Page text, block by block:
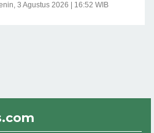
3 Agustus 2026 | 16:52 WIB